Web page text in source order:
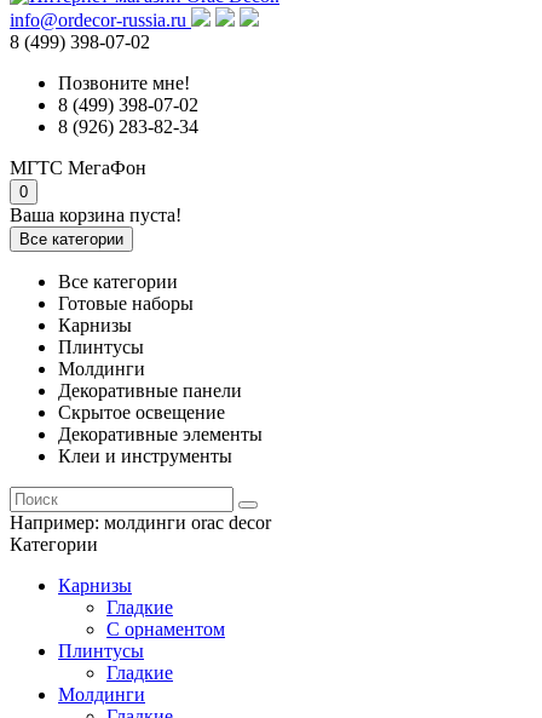
info@ordecor-russia.ru
8 (499) 398-07-02
Позвоните мне!
8 (499) 398-07-02
8 (926) 283-82-34
МГТС МегаФон
0
Ваша корзина пуста!
Все категории
Все категории
Готовые наборы
Карнизы
Плинтусы
Молдинги
Декоративные панели
Скрытое освещение
Декоративные элементы
Клеи и инструменты
Например: молдинги orac decor
Категории
Карнизы
Гладкие
С орнаментом
Плинтусы
Гладкие
Молдинги